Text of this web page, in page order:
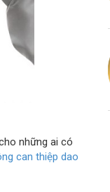
những ai có
can thiệp dao